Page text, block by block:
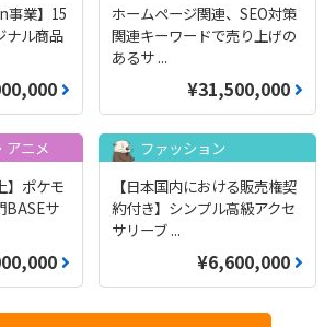
事業】15
ナル商品
ホームページ関連、SEO対策
関連キーワードで売り上げの
あるサ ...
¥31,500,000
アニメ
】ポケモ
BASEサ
ファッション
【日本国内における販売権契
約付き】シンプル高級アクセ
サリーブ ...
¥6,600,000